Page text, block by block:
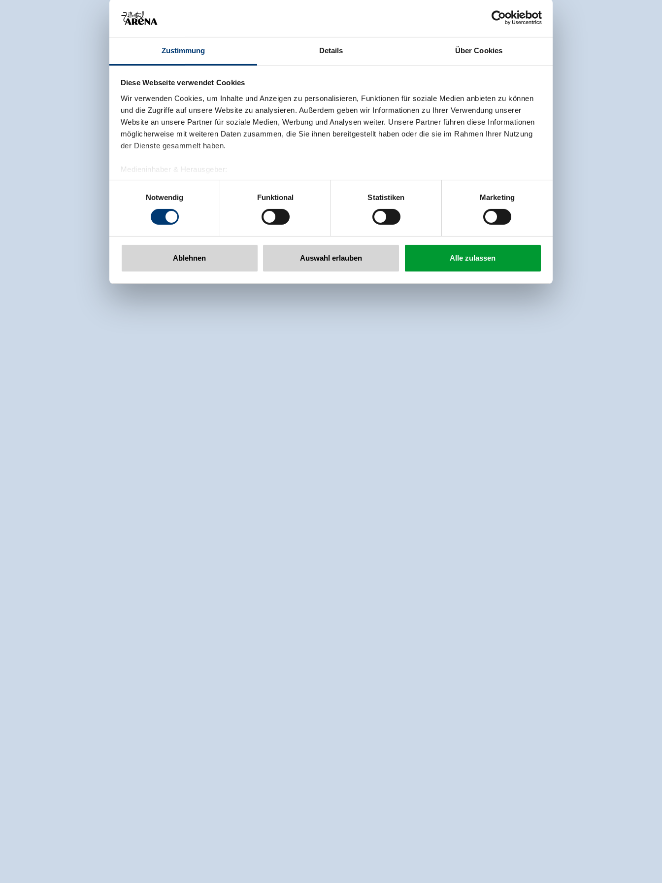
Zustimmung Details Über Cookies
Diese Webseite verwendet Cookies
Wir verwenden Cookies, um Inhalte und Anzeigen zu personalisieren, Funktionen für soziale Medien anbieten zu können
und die Zugriffe auf unsere Website zu analysieren. Außerdem geben wir Informationen zu Ihrer Verwendung unserer
Website an unsere Partner für soziale Medien, Werbung und Analysen weiter. Unsere Partner führen diese Informationen
möglicherweise mit weiteren Daten zusammen, die Sie ihnen bereitgestellt haben oder die sie im Rahmen Ihrer Nutzung
der Dienste gesammelt haben.
Medieninhaber & Herausgeber:
Zeller Bergbahnen Zillertal GmbH & Co KG
Rohr 23// A-6280 Zell am Ziller
www.zillertalarena.com
Notwendig
Funktional Statistiken Marketing
Ablehnen Auswahl erlauben Alle zulassen